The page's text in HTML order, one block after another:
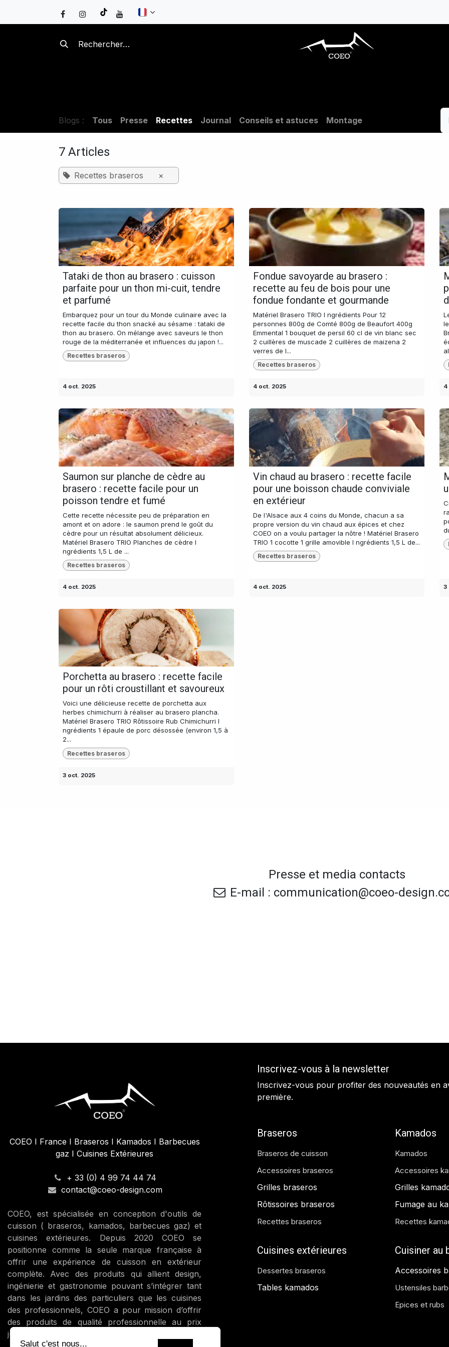
Blogs : Tous Presse Recettes Journal Conseils et astuces Montage
7 Articles
Recettes braseros ×
Tataki de thon au brasero : cuisson
parfaite pour un thon mi-cuit, tendre
et parfumé
Embarquez pour un tour du Monde culinaire avec la
recette facile du thon snacké au sésame : tataki de
thon au brasero. On mélange avec saveurs le thon
rouge de la méditerranée et influences du japon !...
Recettes braseros
4 oct. 2025
Fondue savoyarde au brasero :
recette au feu de bois pour une
fondue fondante et gourmande
Matériel Brasero TRIO I ngrédients Pour 12
personnes 800g de Comté 800g de Beaufort 400g
Emmental 1 bouquet de persil 60 cl de vin blanc sec
2 cuillères de muscade 2 cuillères de maizena 2
verres de l...
Recettes braseros
4 oct. 2025 4
Saumon sur planche de cèdre au
brasero : recette facile pour un
poisson tendre et fumé
Cette recette nécessite peu de préparation en
amont et on adore : le saumon prend le goût du
cèdre pour un résultat absolument délicieux.
Matériel Brasero TRIO Planches de cèdre I
ngrédients 1,5 L de ...
Recettes braseros
4 oct. 2025
Vin chaud au brasero : recette facile
pour une boisson chaude conviviale
en extérieur
De l'Alsace aux 4 coins du Monde, chacun a sa
propre version du vin chaud aux épices et chez
COEO on a voulu partager la nôtre ! Matériel Brasero
TRIO 1 cocotte 1 grille amovible I ngrédients 1,5 L de...
Recettes braseros
4 oct. 2025 3
Porchetta au brasero : recette facile
pour un rôti croustillant et savoureux
Voici une délicieuse recette de porchetta aux
herbes chimichurri à réaliser au brasero plancha.
Matériel Brasero TRIO Rôtissoire Rub Chimichurri I
ngrédients 1 épaule de porc désossée (environ 1,5 à
2...
Recettes braseros
3 oct. 2025
Presse et media contacts
E-mail : communication@coeo-
COEO I France I Braseros I Kamados I Barbecues
gaz I Cuisines Extérieures
+ 33 (0) 4 99 74 44 74
contact@coeo-design.com
COEO, est spécialisée en conception d'outils de
cuisson ( braseros, kamados, barbecues gaz) et
cuisines extérieures. Depuis 2020 COEO se
positionne comme la seule marque française à
offrir une expérience de cuisson en extérieur
complète. Avec des produits qui allient design,
ingénierie et gastronomie pouvant s’intégrer tant
dans les jardins des particuliers que les cuisines
des professionnels, COEO a pour mission d’offrir
des produits de qualité professionnelle au prix
juste.
Inscrivez-vous à la newsletter
Inscrivez-vous pour profiter des nouveautés en
première.
Braseros
Braseros de cuisson
Accessoires braseros
Grilles braseros
Rôtissoires braseros
Recettes braseros
Kamados
Kamados
Accessoires
Grilles
Fumage au
Recettes
Cuisines extérieures
Dessertes braseros
Tables kamados
Cuisiner au
Accessoires
Ustensiles
Epices et rubs